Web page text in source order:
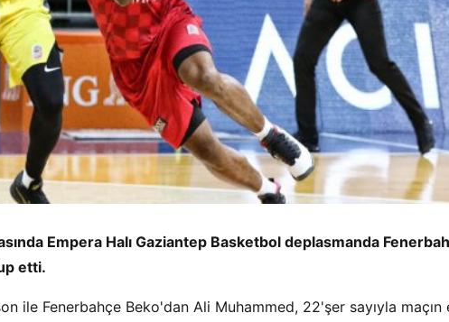
Empera Halı Gaziantep Basketbol deplasmanda
etti.
ile Fenerbahçe Beko'dan Ali Muhammed, 22'şer sayıyla maçın